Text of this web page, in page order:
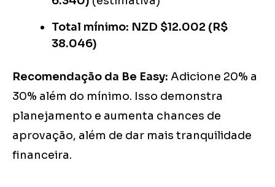
Total mínimo: NZD $12.002 (R$
38.046)
Recomendação da Be Easy: Adicione 20% a
30% além do mínimo. Isso demonstra
planejamento e aumenta chances de
aprovação, além de dar mais tranquilidade
financeira.